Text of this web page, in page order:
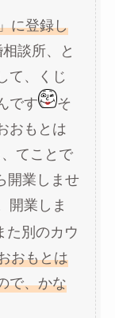
に登録し
談所、と
て、くじ
です
そ
おもとは
てことで
開業しませ
開業しま
た別のカウ
おもとは
で、かな